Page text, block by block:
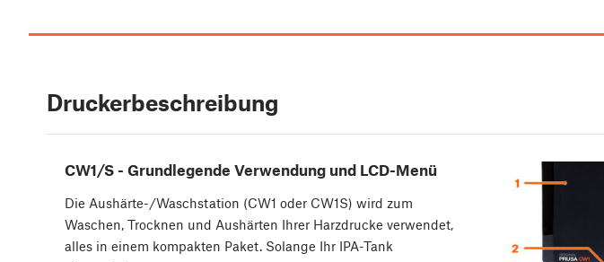
Druckerbeschreibung
CW1/S - Grundlegende Verwendung und LCD-Menü
Die Aushärte-/Waschstation (CW1 oder CW1S) wird zum
Waschen, Trocknen und Aushärten Ihrer Harzdrucke verwendet,
alles in einem kompakten Paket. Solange Ihr IPA-Tank